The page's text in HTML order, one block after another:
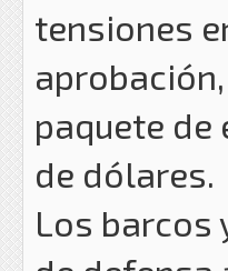
tensiones
paquete
de dólares.
Los barcos